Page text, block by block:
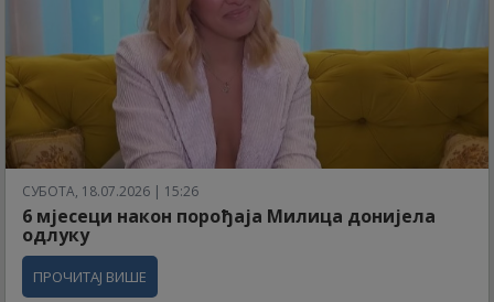
СУБОТА, 18.07.2026 | 15:26
6 мјесеци након порођаја Милица донијела
одлуку
ПРОЧИТАЈ ВИШЕ